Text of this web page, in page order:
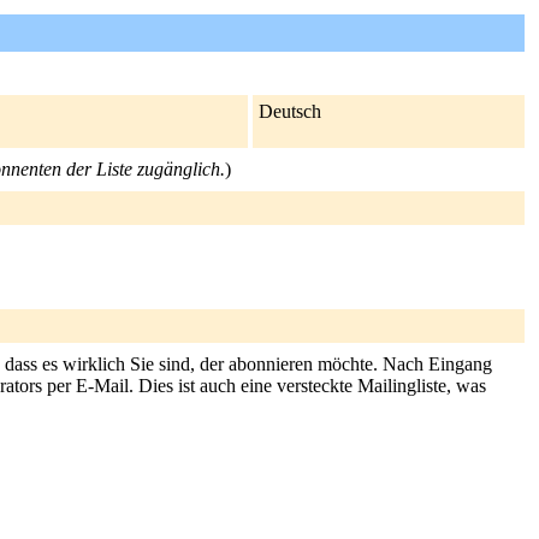
Deutsch
der Liste zugänglich.)
es wirklich Sie sind, der abonnieren möchte. Nach Eingang
per E-Mail. Dies ist auch eine versteckte Mailingliste, was